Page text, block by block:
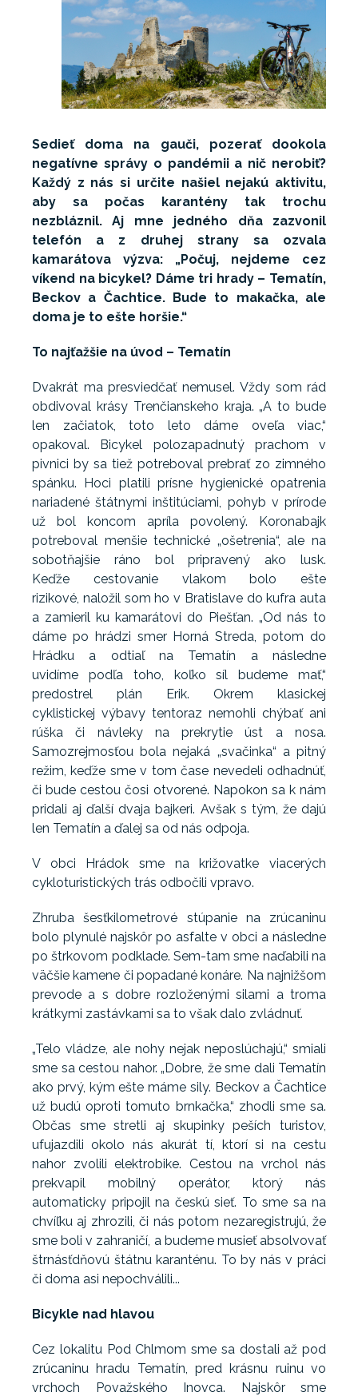
Sedieť doma na gauči, pozerať dookola
negatívne správy o pandémii a nič nerobiť?
Každý z nás si určite našiel nejakú aktivitu,
aby sa počas karantény tak trochu
nezbláznil. Aj mne jedného dňa zazvonil
telefón a z druhej strany sa ozvala
kamarátova výzva: „Počuj, nejdeme cez
víkend na bicykel? Dáme tri hrady – Tematín,
Beckov a Čachtice. Bude to makačka, ale
doma je to ešte horšie.“
To najťažšie na úvod – Tematín
Dvakrát ma presviedčať nemusel. Vždy som rád
obdivoval krásy Trenčianskeho kraja. „A to bude
len začiatok, toto leto dáme oveľa viac,“
opakoval. Bicykel polozapadnutý prachom v
pivnici by sa tiež potreboval prebrať zo zimného
spánku. Hoci platili prísne hygienické opatrenia
nariadené štátnymi inštitúciami, pohyb v prírode
už bol koncom apríla povolený. Koronabajk
potreboval menšie technické „ošetrenia“, ale na
sobotňajšie ráno bol pripravený ako lusk.
Keďže cestovanie vlakom bolo ešte
rizikové, naložil som ho v Bratislave do kufra auta
a zamieril ku kamarátovi do Piešťan. „Od nás to
dáme po hrádzi smer Horná Streda, potom do
Hrádku a odtiaľ na Tematín a následne
uvidíme podľa toho, koľko síl budeme mať,“
predostrel plán Erik. Okrem klasickej
cyklistickej výbavy tentoraz nemohli chýbať ani
rúška či návleky na prekrytie úst a nosa.
Samozrejmosťou bola nejaká „svačinka“ a pitný
režim, keďže sme v tom čase nevedeli odhadnúť,
či bude cestou čosi otvorené. Napokon sa k nám
pridali aj ďalší dvaja bajkeri. Avšak s tým, že dajú
len Tematín a ďalej sa od nás odpoja.
V obci Hrádok sme na križovatke viacerých
cykloturistických trás odbočili vpravo.
Zhruba šesťkilometrové stúpanie na zrúcaninu
bolo plynulé najskôr po asfalte v obci a následne
po štrkovom podklade. Sem-tam sme naďabili na
väčšie kamene či popadané konáre. Na najnižšom
prevode a s dobre rozloženými silami a troma
krátkymi zastávkami sa to však dalo zvládnuť.
„Telo vládze, ale nohy nejak neposlúchajú,“ smiali
sme sa cestou nahor. „Dobre, že sme dali Tematín
ako prvý, kým ešte máme sily. Beckov a Čachtice
už budú oproti tomuto brnkačka,“ zhodli sme sa.
Občas sme stretli aj skupinky peších turistov,
ufujazdili okolo nás akurát tí, ktorí si na cestu
nahor zvolili elektrobike. Cestou na vrchol nás
prekvapil mobilný operátor, ktorý nás
automaticky pripojil na českú sieť. To sme sa na
chvíľku aj zhrozili, či nás potom nezaregistrujú, že
sme boli v zahraničí, a budeme musieť absolvovať
štrnásťdňovú štátnu karanténu. To by nás v práci
či doma asi nepochválili...
Bicykle nad hlavou
Cez lokalitu Pod Chlmom sme sa dostali až pod
zrúcaninu hradu Tematín, pred krásnu ruinu vo
vrchoch Považského Inovca. Najskôr sme